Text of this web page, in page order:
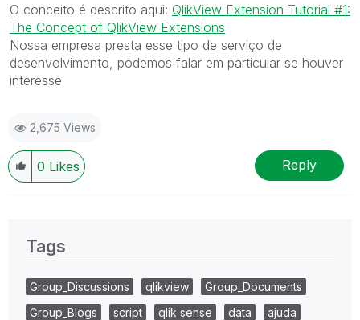
O conceito é descrito aqui: QlikView Extension Tutorial #1:
The Concept of QlikView Extensions
Nossa empresa presta esse tipo de serviço de
desenvolvimento, podemos falar em particular se houver
interesse
2,675 Views
0 Likes Reply
Tags
Group_Discussions qlikview
Group_Documents
Group_Blogs
script qlik sense data
ajuda